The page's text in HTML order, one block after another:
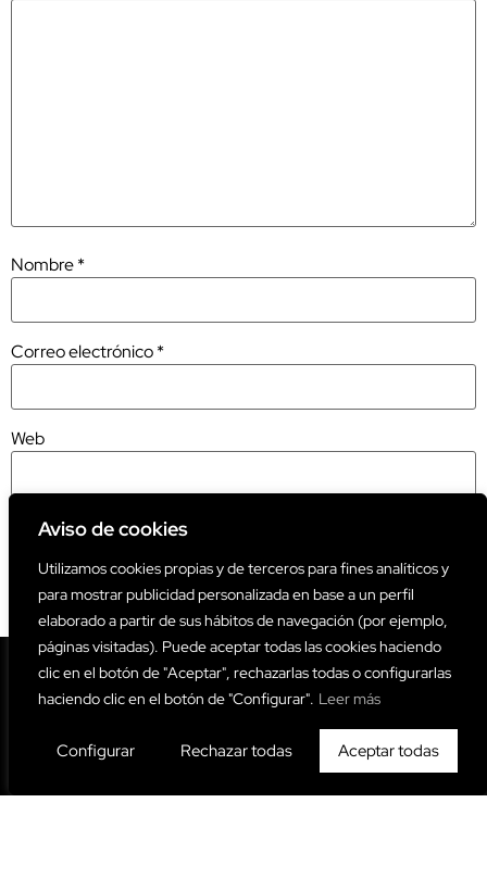
Aviso de cookies
Utilizamos cookies propias y de terceros para fines analíticos y
para mostrar publicidad personalizada en base a un perfil
elaborado a partir de sus hábitos de navegación (por ejemplo,
páginas visitadas). Puede aceptar todas las cookies haciendo
clic en el botón de "Aceptar", rechazarlas todas o configurarlas
haciendo clic en el botón de "Configurar". Leer más
Configurar Rechazar todas Aceptar todas
Nombre*
Correo electrónico*
Web
Este sitio usa Akismet para reducir el spam.
Aprende cómo se
procesan los datos de tus comentarios.